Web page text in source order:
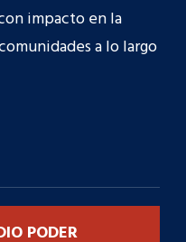
impacto en la
a lo largo
PODER